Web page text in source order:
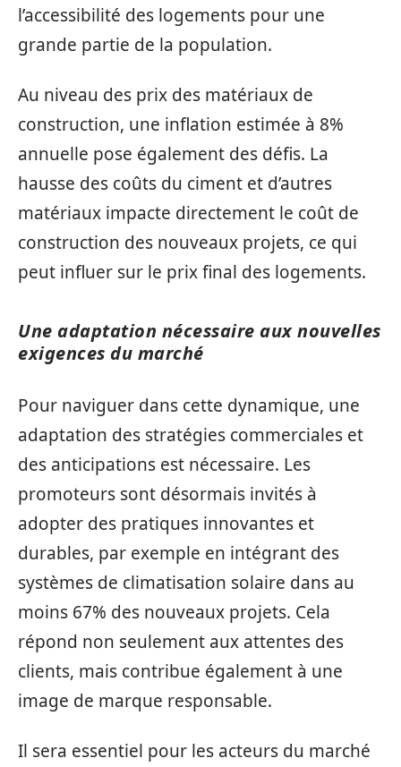
l’accessibilité des logements pour une
grande partie de la population.
Au niveau des prix des matériaux de
construction, une inflation estimée à 8%
annuelle pose également des défis. La
hausse des coûts du ciment et d’autres
matériaux impacte directement le coût de
construction des nouveaux projets, ce qui
peut influer sur le prix final des logements.
Une adaptation nécessaire aux nouvelles
exigences du marché
Pour naviguer dans cette dynamique, une
adaptation des stratégies commerciales et
des anticipations est nécessaire. Les
promoteurs sont désormais invités à
adopter des pratiques innovantes et
durables, par exemple en intégrant des
systèmes de climatisation solaire dans au
moins 67% des nouveaux projets. Cela
répond non seulement aux attentes des
clients, mais contribue également à une
image de marque responsable.
Il sera essentiel pour les acteurs du marché